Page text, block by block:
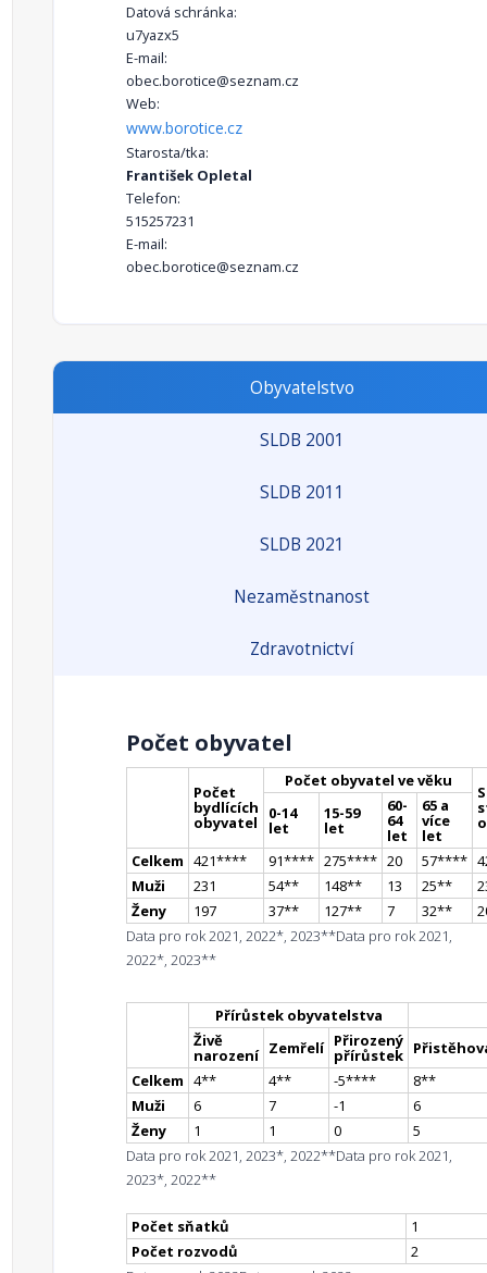
Datová schránka:
u7yazx5
E-mail:
obec.borotice@seznam.cz
Web:
www.borotice.cz
Starosta/tka:
František Opletal
Telefon:
515257231
E-mail:
obec.borotice@seznam.cz
Obyvatelstvo
SLDB 2001
SLDB 2011
SLDB 2021
Nezaměstnanost
Zdravotnictví
Počet obyvatel
Počet
bydlících
obyvatel
Počet obyvatel ve věku
0-14
let
15-59
let
60-
64
let
65 a
více
let
Celkem 421**** 91**** 275**** 20 57****
Muži
231 54** 148** 13 25**
Ženy
197 37** 127** 7 32**
Data pro rok 2021, 2022*, 2023**Data pro rok 2021,
2022*, 2023**
Přírůstek obyvatelstva
Živě
narození Zemřelí Přirozený
přírůstek
Celkem 4** 4** -5**** 8**
Muži
6 7 -1
6
Ženy
1 1 0
5
Data pro rok 2021, 2023*, 2022**Data pro rok 2021,
2023*, 2022**
Počet sňatků
1
Počet rozvodů
2